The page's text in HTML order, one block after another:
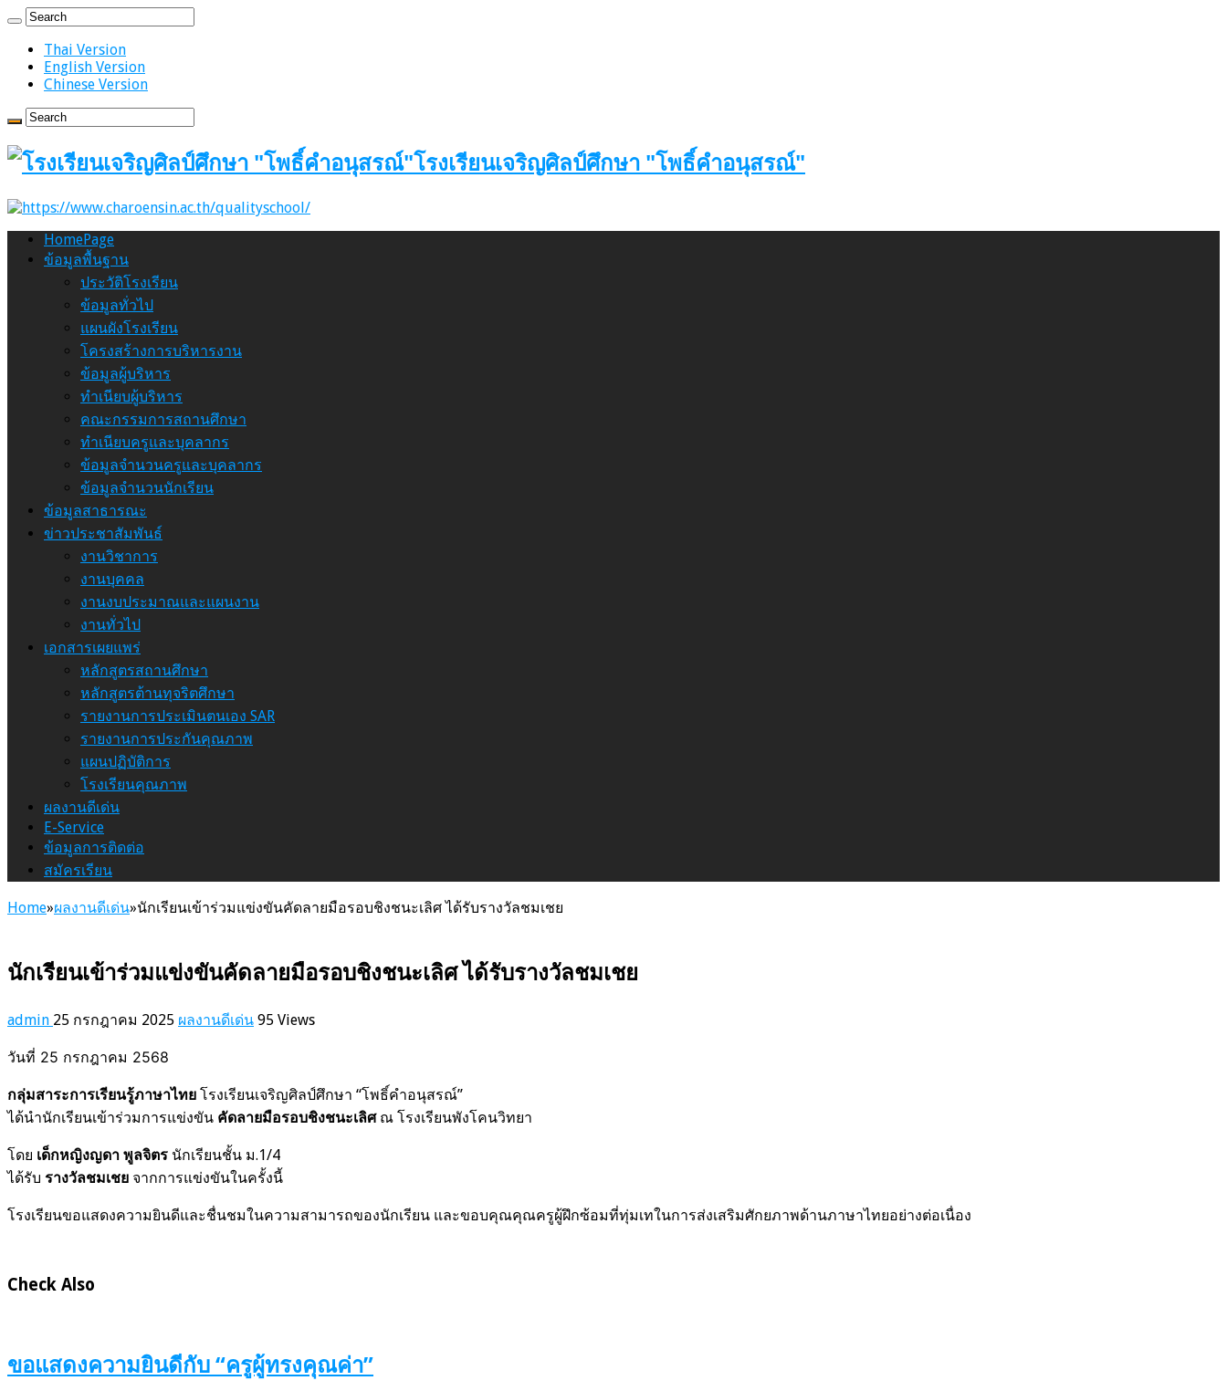
Thai Version
English Version
Chinese Version
โรงเรียนเจริญศิลป์ศึกษา "โพธิ์คำอนุสรณ์"
HomePage
ข้อมูลพื้นฐาน
ประวัติโรงเรียน
ข้อมูลทั่วไป
แผนผังโรงเรียน
โครงสร้างการบริหารงาน
ข้อมูลผู้บริหาร
ทำเนียบผู้บริหาร
คณะกรรมการสถานศึกษา
ทำเนียบครูและบุคลากร
ข้อมูลจำนวนครูและบุคลากร
ข้อมูลจำนวนนักเรียน
ข้อมูลสาธารณะ
ข่าวประชาสัมพันธ์
งานวิชาการ
งานบุคคล
งานงบประมาณและแผนงาน
งานทั่วไป
เอกสารเผยแพร่
หลักสูตรสถานศึกษา
หลักสูตรต้านทุจริตศึกษา
รายงานการประเมินตนเอง SAR
รายงานการประกันคุณภาพ
แผนปฏิบัติการ
โรงเรียนคุณภาพ
ผลงานดีเด่น
E-Service
ข้อมูลการติดต่อ
สมัครเรียน
Home»ผลงานดีเด่น»นักเรียนเข้าร่วมแข่งขันคัดลายมือรอบชิงชนะเลิศ ได้รับรางวัลชมเชย
นักเรียนเข้าร่วมแข่งขันคัดลายมือรอบชิงชนะเลิศ ได้รับรางวัลชมเชย
admin 25 กรกฎาคม 2025 ผลงานดีเด่น 95 Views
วันที่ 25 กรกฎาคม 2568
กลุ่มสาระการเรียนรู้ภาษาไทย โรงเรียนเจริญศิลป์ศึกษา “โพธิ์คำอนุสรณ์”
ได้นำนักเรียนเข้าร่วมการแข่งขัน คัดลายมือรอบชิงชนะเลิศณ โรงเรียนพังโคนวิทยา
โดย เด็กหญิงญดา พูลจิตร นักเรียนชั้น ม.1/4
ได้รับ รางวัลชมเชย จากการแข่งขันในครั้งนี้
โรงเรียนขอแสดงความยินดีและชื่นชมในความสามารถของนักเรียน และขอบคุณคุณครูผู้ฝึกซ้อมที่ทุ่มเทในการส่งเสริมศักยภาพด้านภาษาไทยอย่างต่อเนื่อง
Check Also
ขอแสดงความยินดีกับ “ครูผู้ทรงคุณค่า”